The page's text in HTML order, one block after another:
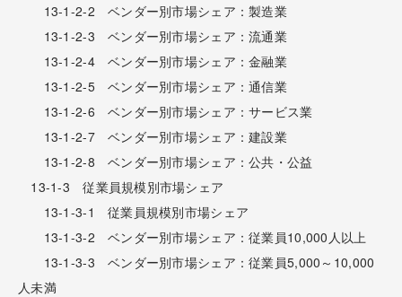
13-1-2-2 ベンダー別市場シェア：製造業
13-1-2-3 ベンダー別市場シェア：流通業
13-1-2-4 ベンダー別市場シェア：金融業
13-1-2-5 ベンダー別市場シェア：通信業
13-1-2-6 ベンダー別市場シェア：サービス業
13-1-2-7 ベンダー別市場シェア：建設業
13-1-2-8 ベンダー別市場シェア：公共・公益
13-1-3 従業員規模別市場シェア
13-1-3-1 従業員規模別市場シェア
13-1-3-2 ベンダー別市場シェア：従業員10,000人以上
13-1-3-3 ベンダー別市場シェア：従業員5,000～10,000
人未満